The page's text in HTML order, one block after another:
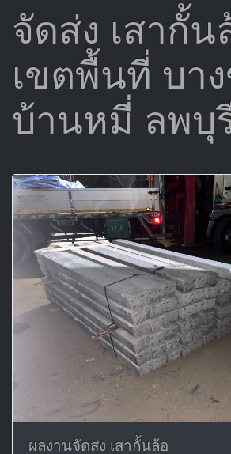
จัดส่ง เสากั้น
เขตพื้นที่ บา
บ้านหมี่ ลพบุ
ผลงานจัดส่ง เสากั้นล้อ